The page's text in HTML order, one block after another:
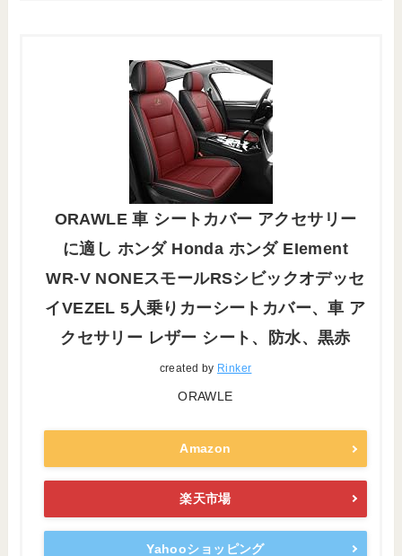
ORAWLE 車 シートカバー アクセサリー
に適し ホンダ Honda ホンダ EIement
WR-V NONEスモールRSシビックオデッセ
イVEZEL 5人乗りカーシートカバー、車 ア
クセサリー レザー シート、防水、黒赤
created by Rinker
ORAWLE
Amazon
楽天市場
Yahooショッピング